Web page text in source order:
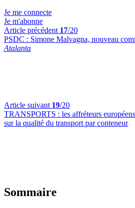
Je me connecte
Je m'abonne
Article précédent 17/20
PSDC : Simone Malvagna, nouveau
Atalanta
Article suivant 19/20
TRANSPORTS : les affréteurs
sur la qualité du transport par conteneur
Sommaire